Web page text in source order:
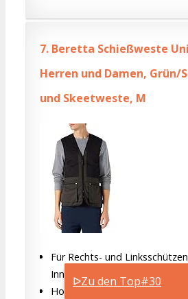
ᐅZu den Top#30
7. Beretta Schießweste
Herren und Damen, Grün/
und Skeetweste, M
Für Rechts- und
Innentasche für Beretta
Hochwertig verarbeitet,